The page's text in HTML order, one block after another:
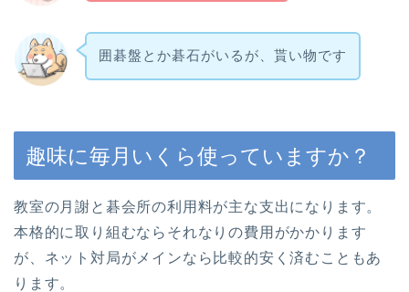
囲碁盤とか碁石がいるが、貰い物です
趣味に毎月いくら使っていますか？
教室の月謝と碁会所の利用料が主な支出になります。
本格的に取り組むならそれなりの費用がかかります
が、ネット対局がメインなら比較的安く済むこともあ
ります。